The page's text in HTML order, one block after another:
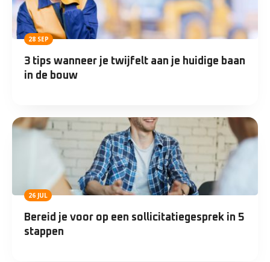
28 SEP
3 tips wanneer je twijfelt aan je huidige baan
in de bouw
26 JUL
Bereid je voor op een sollicitatiegesprek in 5
stappen